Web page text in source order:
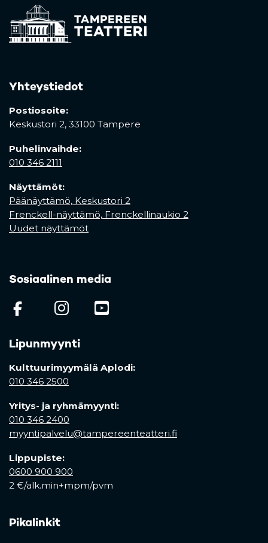
Yhteystiedot
Postiosoite:
Keskustori 2, 33100 Tampere
Puhelinvaihde:
010 346 2111
Näyttämöt:
Päänäyttämö, Keskustori 2
Frenckell-näyttämö, Frenckellinaukio 2
Uudet näyttämöt
Sosiaalinen media
(opens in a new tab)
(opens in a new tab)
Lipunmyynti
Kulttuurimyymälä Aplodi:
010 346 2500
Yritys- ja ryhmämyynti:
010 346 2400
myyntipalvelu@tampereenteatteri.fi
Lippupiste:
0600 900 900
2 €/alk.min+mpm/pvm
Pikalinkit